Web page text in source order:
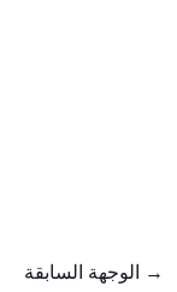
→ الوجهة السابقة